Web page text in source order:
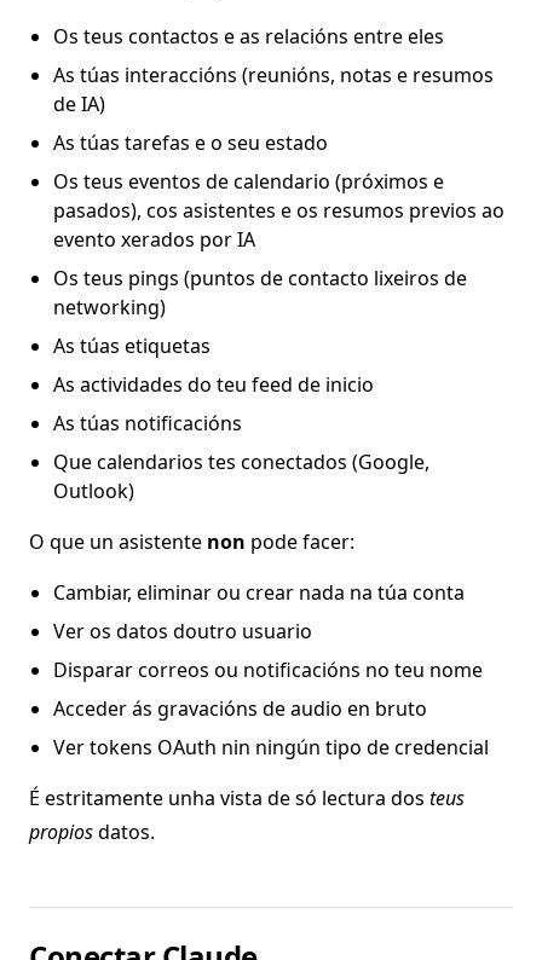
Os teus contactos e as relacións entre eles
As túas interaccións (reunións, notas e resumos
de IA)
As túas tarefas e o seu estado
Os teus eventos de calendario (próximos e
pasados), cos asistentes e os resumos previos ao
evento xerados por IA
Os teus pings (puntos de contacto lixeiros de
networking)
As túas etiquetas
As actividades do teu feed de inicio
As túas notificacións
Que calendarios tes conectados (Google,
Outlook)
O que un asistente non pode facer:
Cambiar, eliminar ou crear nada na túa conta
Ver os datos doutro usuario
Disparar correos ou notificacións no teu nome
Acceder ás gravacións de audio en bruto
Ver tokens OAuth nin ningún tipo de credencial
É estritamente unha vista de só lectura dos teus
propiosdatos.